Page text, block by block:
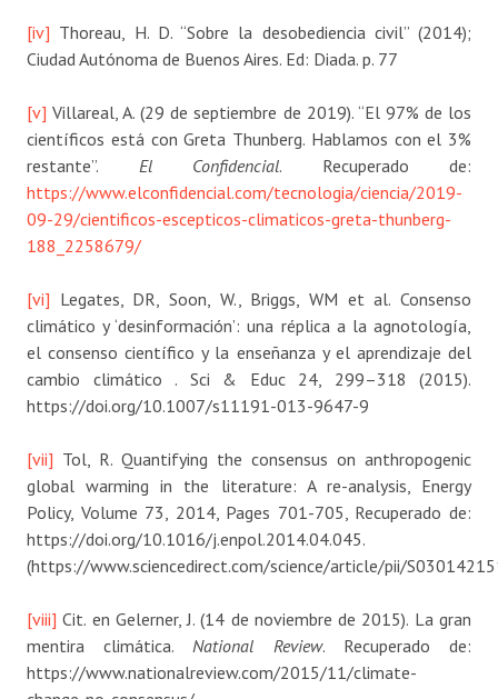
[iv] Thoreau, H. D. “Sobre la desobediencia civil” (2014);
Ciudad Autónoma de Buenos Aires. Ed: Diada. p. 77
[v] Villareal, A. (29 de septiembre de 2019). “El 97% de los
científicos está con Greta Thunberg. Hablamos con el 3%
restante”. El Confidencial. Recuperado de:
https://www.elconfidencial.com/tecnologia/ciencia/2019-
09-29/cientificos-escepticos-climaticos-greta-thunberg-
188_2258679/
[vi] Legates, DR, Soon, W., Briggs, WM et al. Consenso
climático y ‘desinformación’: una réplica a la agnotología,
el consenso científico y la enseñanza y el aprendizaje del
cambio climático . Sci & Educ 24, 299–318 (2015).
https://doi.org/10.1007/s11191-013-9647-9
[vii] Tol, R. Quantifying the consensus on anthropogenic
global warming in the literature: A re-analysis, Energy
Policy, Volume 73, 2014, Pages 701-705, Recuperado de:
https://doi.org/10.1016/j.enpol.2014.04.045.
(https://www.sciencedirect.com/science/article/pii/
[viii] Cit. en Gelerner, J. (14 de noviembre de 2015). La gran
mentira climática.National Review. Recuperado de:
https://www.nationalreview.com/2015/11/climate-